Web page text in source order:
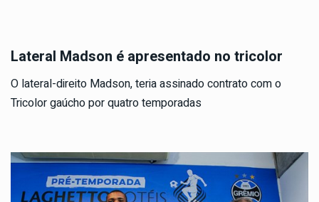
Lateral Madson é apresentado no tricolor
O lateral-direito Madson, teria assinado contrato com o
Tricolor gaúcho por quatro temporadas